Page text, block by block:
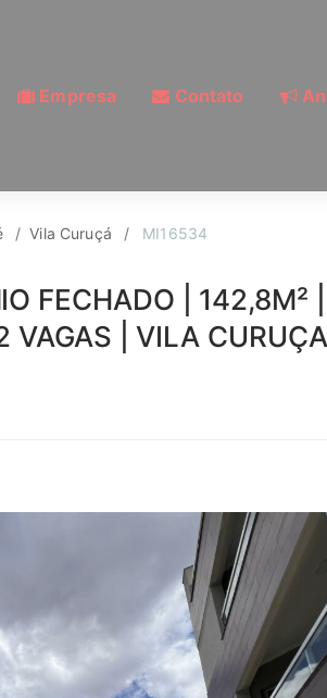
Empresa Contato
Venda,
Vila Curuçá MI16534
FECHADO | 142,8M²
| VILA CURUÇA |